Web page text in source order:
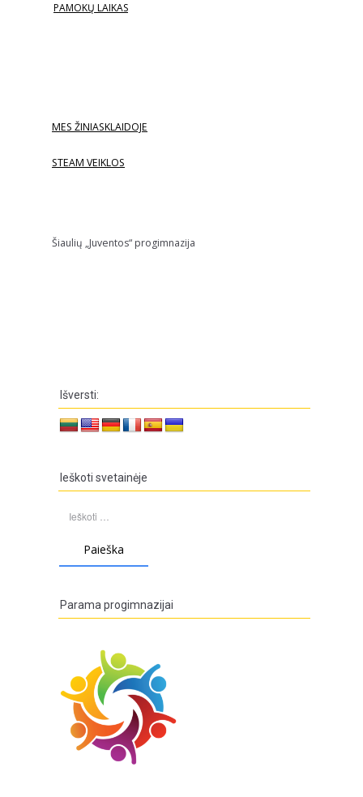
PAMOKŲ LAIKAS
MES ŽINIASKLAIDOJE
STEAM VEIKLOS
Šiaulių „Juventos“ progimnazija
Išversti:
Ieškoti svetainėje
Parama progimnazijai